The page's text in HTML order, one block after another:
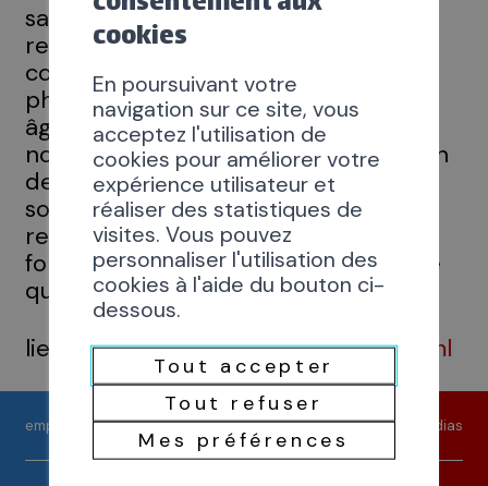
sans appartenance politique ou
religieuse. Son objectif est de
contribuer au bien-être matériel,
physique et moral des personnes
âgées en Valais. Nous proposons de
nombreuses prestations à destination
des 60 ans et plus comme le soutien
social, la formation, les loisirs, les
rencontres et la prévention. La
fondation est certifiée par le label de
qualité ZEWO.
lien:
https://vs.prosenectute.ch/fr.html
emploi contact médias
cookies
En poursuivant votre
navigation sur ce site, vous
acceptez l'utilisation de
cookies pour améliorer votre
expérience utilisateur et
réaliser des statistiques de
visites. Vous pouvez
personnaliser l'utilisation des
cookies à l'aide du bouton ci-
dessous.
Tout accepter
Tout refuser
Mes préférences